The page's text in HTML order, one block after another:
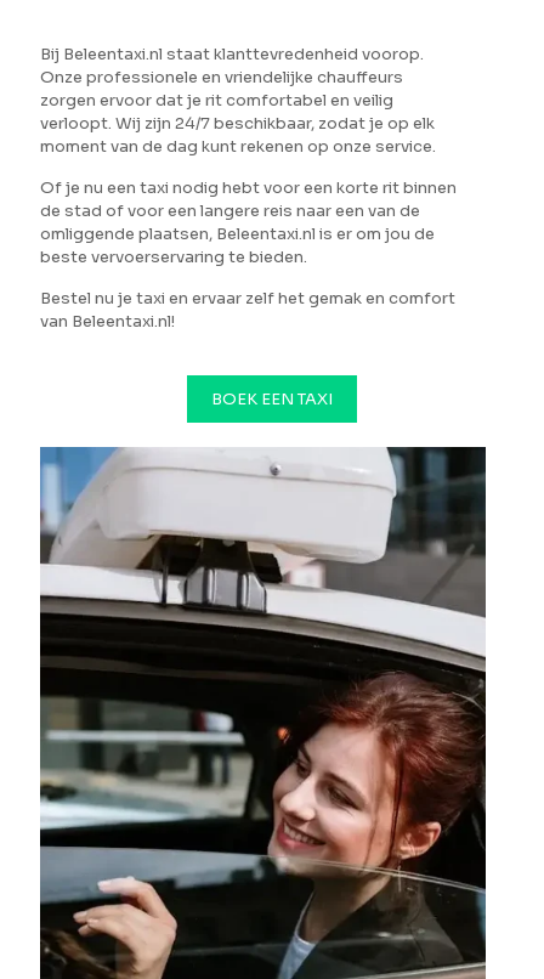
Bij Beleentaxi.nl staat klanttevredenheid voorop.
Onze professionele en vriendelijke chauffeurs
zorgen ervoor dat je rit comfortabel en veilig
verloopt. Wij zijn 24/7 beschikbaar, zodat je op elk
moment van de dag kunt rekenen op onze service.
Of je nu een taxi nodig hebt voor een korte rit binnen
de stad of voor een langere reis naar een van de
omliggende plaatsen, Beleentaxi.nl is er om jou de
beste vervoerservaring te bieden.
Bestel nu je taxi en ervaar zelf het gemak en comfort
van Beleentaxi.nl!
BOEK EEN TAXI